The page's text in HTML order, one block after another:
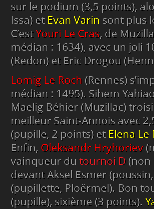
sur le podium (3,5 points),
Issa) et Evan Varin sont plus
C’estYouri Le Cras, de
médian : 1634), avec un joli
(Redon) et Eric Drogou
Lomig Le Roch (Rennes)
médian : 1495). Sihem
Maelig Béhier (Muzillac)
meilleur Saint-Annois avec
(pupille, 2 points) et Elena Le
Enfin, Oleksandr Hryhoriev
vainqueur du tournoi D (non
devant Aksel Esmer
(pupillette, Ploërmel). Bon
(pupille), sixième (3 points).